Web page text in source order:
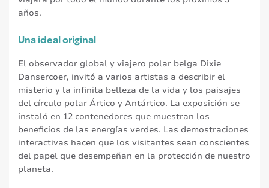
años.
Una ideal original
El observador global y viajero polar belga Dixie
Dansercoer, invitó a varios artistas a describir el
misterio y la infinita belleza de la vida y los paisajes
del círculo polar Ártico y Antártico. La exposición se
instaló en 12 contenedores que muestran los
beneficios de las energías verdes. Las demostraciones
interactivas hacen que los visitantes sean conscientes
del papel que desempeñan en la protección de nuestro
planeta.